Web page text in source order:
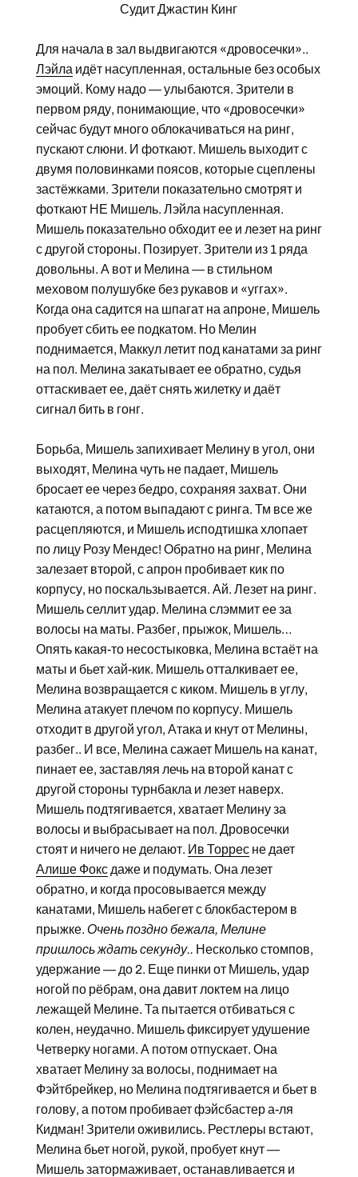
Судит Джастин Кинг
Для начала в зал выдвигаются «дровосечки»..
Лэйла идёт насупленная, остальные без особых
эмоций. Кому надо — улыбаются. Зрители в
первом ряду, понимающие, что «дровосечки»
сейчас будут много облокачиваться на ринг,
пускают слюни. И фоткают. Мишель выходит с
двумя половинками поясов, которые сцеплены
застёжками. Зрители показательно смотрят и
фоткают НЕ Мишель. Лэйла насупленная.
Мишель показательно обходит ее и лезет на ринг
с другой стороны. Позирует. Зрители из 1 ряда
довольны. А вот и Мелина — в стильном
меховом полушубке без рукавов и «уггах».
Когда она садится на шпагат на апроне, Мишель
пробует сбить ее подкатом. Но Мелин
поднимается, Маккул летит под канатами за ринг
на пол. Мелина закатывает ее обратно, судья
оттаскивает ее, даёт снять жилетку и даёт
сигнал бить в гонг.
Борьба, Мишель запихивает Мелину в угол, они
выходят, Мелина чуть не падает, Мишель
бросает ее через бедро, сохраняя захват. Они
катаются, а потом выпадают с ринга. Тм все же
расцепляются, и Мишель исподтишка хлопает
по лицу Розу Мендес! Обратно на ринг, Мелина
залезает второй, с апрон пробивает кик по
корпусу, но поскальзывается. Ай. Лезет на ринг.
Мишель селлит удар. Мелина слэммит ее за
волосы на маты. Разбег, прыжок, Мишель…
Опять какая-то несостыковка, Мелина встаёт на
маты и бьет хай-кик. Мишель отталкивает ее,
Мелина возвращается с киком. Мишель в углу,
Мелина атакует плечом по корпусу. Мишель
отходит в другой угол, Атака и кнут от Мелины,
разбег.. И все, Мелина сажает Мишель на канат,
пинает ее, заставляя лечь на второй канат с
другой стороны турнбакла и лезет наверх.
Мишель подтягивается, хватает Мелину за
волосы и выбрасывает на пол. Дровосечки
стоят и ничего не делают. Ив Торресне дает
Алише Фоксдаже и подумать. Она лезет
обратно, и когда просовывается между
канатами, Мишель набегет с блокбастером в
прыжке. Очень поздно бежала, Мелине
пришлось ждать секунду.. Несколько стомпов,
удержание — до 2. Еще пинки от Мишель, удар
ногой по рёбрам, она давит локтем на лицо
лежащей Мелине. Та пытается отбиваться с
колен, неудачно. Мишель фиксирует удушение
Четверку ногами. А потом отпускает. Она
хватает Мелину за волосы, поднимает на
Фэйтбрейкер, но Мелина подтягивается и бьет в
голову, а потом пробивает фэйсбастер а-ля
Кидман! Зрители оживились. Рестлеры встают,
Мелина бьет ногой, рукой, пробует кнут —
Мишель затормаживает, останавливается и